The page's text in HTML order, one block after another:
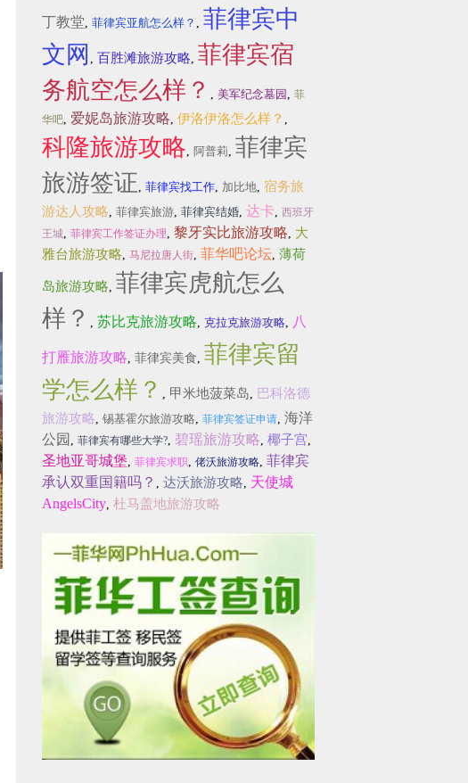
丁教堂, 菲律宾亚航怎么样？ , 菲律宾中
文网 , 百胜滩旅游攻略, 菲律宾宿
务航空怎么样？ , 美军纪念墓园 , 菲
华吧, 爱妮岛旅游攻略, 伊洛伊洛怎么样？ ,
科隆旅游攻略, 阿普莉, 菲律宾
旅游签证, 菲律宾找工作, 加比地, 宿务旅
游达人攻略, 菲律宾旅游, 菲律宾结婚, 达卡, 西班牙
王城, 菲律宾工作签证办理, 黎牙实比旅游攻略, 大
雅台旅游攻略, 马尼拉唐人街, 菲华吧论坛, 薄荷
岛旅游攻略, 菲律宾虎航怎么
样？ , 苏比克旅游攻略, 克拉克旅游攻略, 八
打雁旅游攻略, 菲律宾美食, 菲律宾留
学怎么样？ , 甲米地菠菜岛, 巴科洛德
旅游攻略, 锡基霍尔旅游攻略, 菲律宾签证申请, 海洋
公园 , 菲律宾有哪些大学?, 碧瑶旅游攻略, 椰子宫,
圣地亚哥城堡, 菲律宾求职, 佬沃旅游攻略, 菲律宾
承认双重国籍吗？ , 达沃旅游攻略, 天使城
AngelsCity, 杜马盖地旅游攻略